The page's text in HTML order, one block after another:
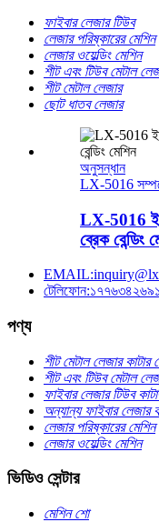
ফাইবার লেজার টিউব
লেজার পরিষ্কারের মেশিন
লেজার ওয়েল্ডিং মেশিন
শীট এবং টিউব মেটাল
শীট মেটাল লেজার
ছোট ধাতব লেজার
অনুসন্ধান
LX-5016
LX-5016
ব্রেক বেন্ডিং
পণ্য
শীট মেটাল লেজার কাটার
শীট এবং টিউব মেটাল
ফাইবার লেজার টিউব
অন্যান্য ফাইবার লেজার
লেজার পরিষ্কারের মেশিন
লেজার ওয়েল্ডিং মেশিন
ভিডিও সেন্টার
মেশিন শো